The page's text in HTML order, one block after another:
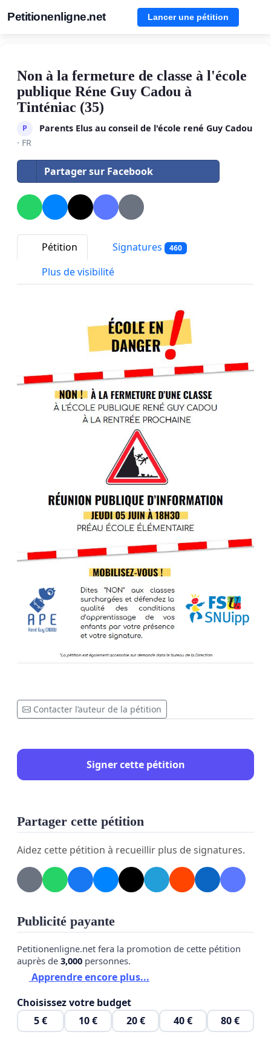
Petitionenligne.net Lancer une pétition
Non à la fermeture de classe à l'école
publique Réne Guy Cadou à
Tinténiac (35)
P
Parents Elus au conseil de l'école rené Guy Cadou
· FR
Partager sur Facebook
Pétition Signatures 460
Plus de visibilité
Contacter l’auteur de la pétition
Signer cette pétition
Partager cette pétition
Aidez cette pétition à recueillir plus de signatures.
Publicité payante
Petitionenligne.net fera la promotion de cette pétition
auprès de 3,000 personnes.
Apprendre encore plus...
Choisissez votre budget
5 €
10 € 20 € 40 € 80 €